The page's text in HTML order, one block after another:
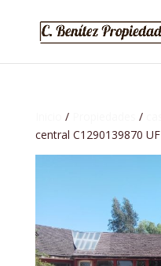
/ /
central C1290139870